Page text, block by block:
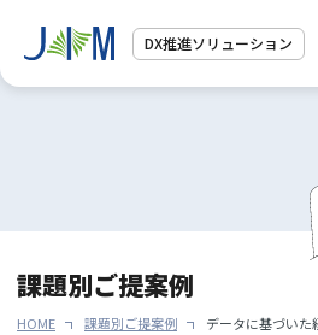
DX推進ソリューション
活用シーン
課題別ご提案例
HOME 課題別ご提案例 データに基づいた